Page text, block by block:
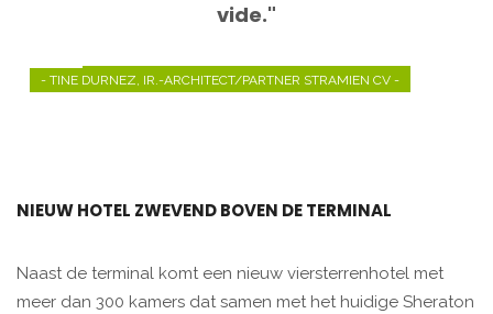
vide."
- TINE DURNEZ, IR.-ARCHITECT/PARTNER STRAMIEN CV -
NIEUW HOTEL ZWEVEND BOVEN DE TERMINAL
Naast de terminal komt een nieuw viersterrenhotel met
meer dan 300 kamers dat samen met het huidige Sheraton